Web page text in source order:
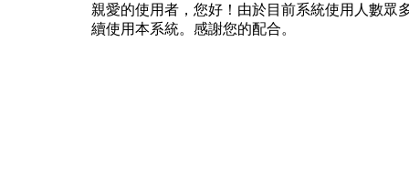
親愛的使用者，您好！由於目前系統使用人數眾
續使用本系統。感謝您的配合。